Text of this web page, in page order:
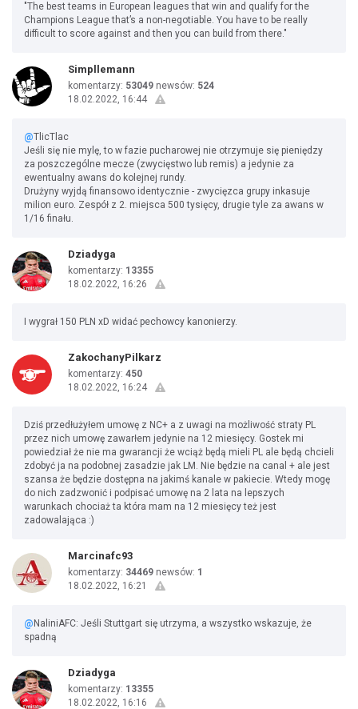
"The best teams in European leagues that win and qualify for the
Champions League that’s a non-negotiable. You have to be really
difficult to score against and then you can build from there."
Simpllemann
komentarzy: 53049 newsów: 524
18.02.2022, 16:44
@TlicTlac
Jeśli się nie mylę, to w fazie pucharowej nie otrzymuje się pieniędzy
za poszczególne mecze (zwycięstwo lub remis) a jedynie za
ewentualny awans do kolejnej rundy.
Drużyny wyjdą finansowo identycznie - zwycięzca grupy inkasuje
milion euro. Zespół z 2. miejsca 500 tysięcy, drugie tyle za awans w
1/16 finału.
Dziadyga
komentarzy: 13355
18.02.2022, 16:26
I wygrał 150 PLN xD widać pechowcy kanonierzy.
ZakochanyPilkarz
komentarzy: 450
18.02.2022, 16:24
Dziś przedłużyłem umowę z NC+ a z uwagi na możliwość straty PL
przez nich umowę zawarłem jedynie na 12 miesięcy. Gostek mi
powiedział że nie ma gwarancji że wciąż będą mieli PL ale będą chcieli
zdobyć ja na podobnej zasadzie jak LM. Nie będzie na canal + ale jest
szansa że będzie dostępna na jakimś kanale w pakiecie. Wtedy mogę
do nich zadzwonić i podpisać umowę na 2 lata na lepszych
warunkach chociaż ta która mam na 12 miesięcy też jest
zadowalająca :)
Marcinafc93
komentarzy: 34469 newsów: 1
18.02.2022, 16:21
@ NaliniAFC: Jeśli Stuttgart się utrzyma, a wszystko wskazuje, że
spadną
Dziadyga
komentarzy: 13355
18.02.2022, 16:16